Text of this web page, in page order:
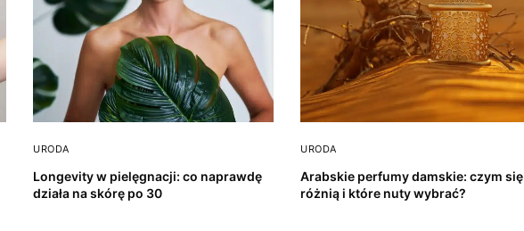
URODA
Longevity w pielęgnacji: co naprawdę
działa na skórę po 30
URODA
Arabskie perfumy damskie: czym się
różnią i które nuty wybrać?